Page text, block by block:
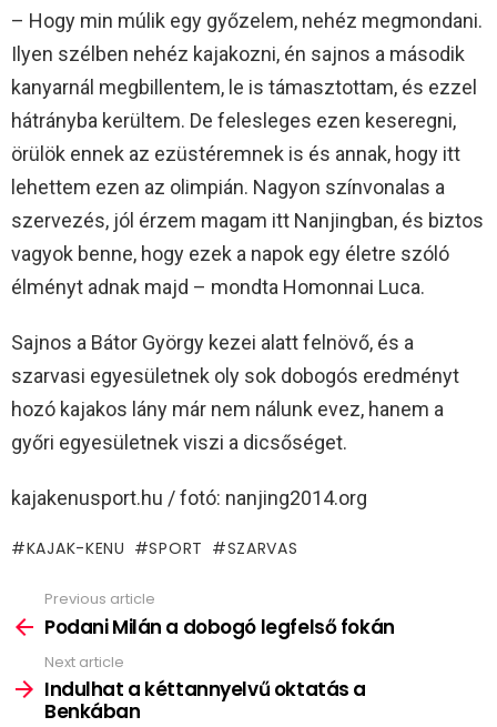
– Hogy min múlik egy győzelem, nehéz megmondani.
Ilyen szélben nehéz kajakozni, én sajnos a második
kanyarnál megbillentem, le is támasztottam, és ezzel
hátrányba kerültem. De felesleges ezen keseregni,
örülök ennek az ezüstéremnek is és annak, hogy itt
lehettem ezen az olimpián. Nagyon színvonalas a
szervezés, jól érzem magam itt Nanjingban, és biztos
vagyok benne, hogy ezek a napok egy életre szóló
élményt adnak majd – mondta Homonnai Luca.
Sajnos a Bátor György kezei alatt felnövő, és a
szarvasi egyesületnek oly sok dobogós eredményt
hozó kajakos lány már nem nálunk evez, hanem a
győri egyesületnek viszi a dicsőséget.
kajakenusport.hu / fotó: nanjing2014.org
KAJAK-KENU SPORT SZARVAS
more
Previous article
Podani Milán a dobogó legfelső fokán
Next article
Indulhat a kéttannyelvű oktatás a
Benkában